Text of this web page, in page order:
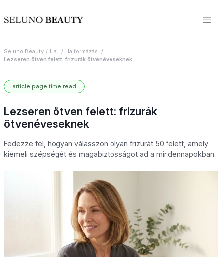
Seluno Beauty Haj
Hajformázás
Lezseren ötven felett: frizurák ötvenéveseknek
article.page.time.read
Lezseren ötven felett: frizurák
ötvenéveseknek
Fedezze fel, hogyan válasszon olyan frizurát 50 felett, amely
kiemeli szépségét és magabiztosságot ad a mindennapokban.